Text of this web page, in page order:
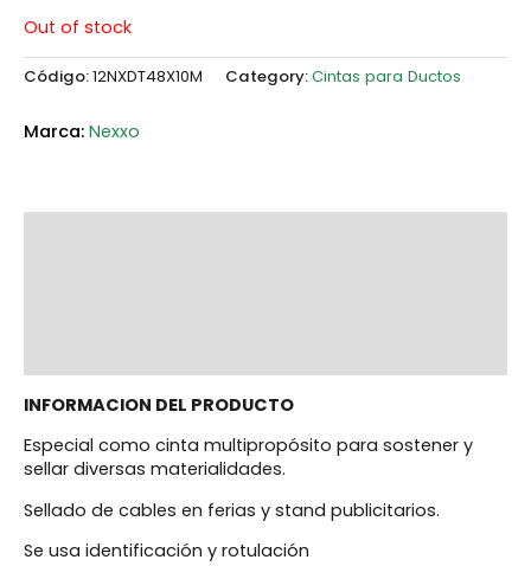
Out of stock
Código:12NXDT48X10M Category:Cintas para Ductos
Nexxo
INFORMACION DEL PRODUCTO
Especial como cinta multipropósito para sostener y
sellar diversas materialidades.
Sellado de cables en ferias y stand publicitarios.
Se usa identificación y rotulación